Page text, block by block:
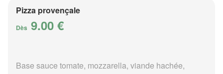
Pizza provençale
Dès 9.00 €
Base sauce tomate, mozzarella, viande hachée,